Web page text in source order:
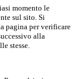
momento le
sul sito. Si
pagina per verificare
alla
stesse.